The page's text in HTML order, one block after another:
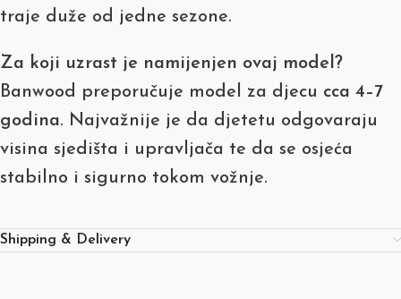
traje duže od jedne sezone.
Za koji uzrast je namijenjen ovaj model?
Banwood preporučuje model za djecu cca 4–7
godina. Najvažnije je da djetetu odgovaraju
visina sjedišta i upravljača te da se osjeća
stabilno i sigurno tokom vožnje.
Shipping & Delivery